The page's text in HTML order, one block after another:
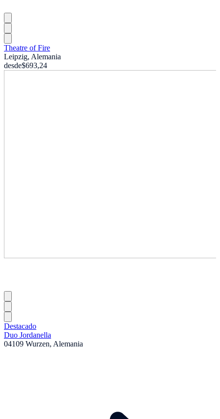
Theatre of Fire
Leipzig, Alemania
desde$693,24
Destacado
Duo Jordanella
04109 Wurzen, Alemania